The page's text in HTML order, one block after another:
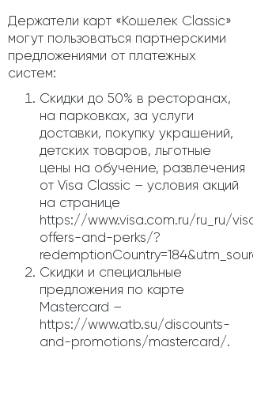
Держатели карт «Кошелек Classic»
могут пользоваться партнерскими
предложениями от платежных
систем:
Скидки до 50% в ресторанах,
на парковках, за услуги
доставки, покупку украшений,
детских товаров, льготные
цены на обучение, развлечения
от Visa Classic – условия акций
на странице
https://www.visa.com.ru/ru_ru/visa-
offers-and-perks/?
Скидки и специальные
предложения по карте
Mastercard –
https://www.atb.su/discounts-
and-promotions/mastercard/.